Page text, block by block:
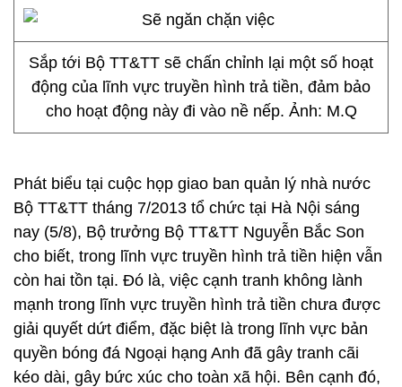
Sắp tới Bộ TT&TT sẽ chấn chỉnh lại một số hoạt
động của lĩnh vực truyền hình trả tiền, đảm bảo
cho hoạt động này đi vào nề nếp. Ảnh: M.Q
Phát biểu tại cuộc họp giao ban quản lý nhà nước
Bộ TT&TT tháng 7/2013 tổ chức tại Hà Nội sáng
nay (5/8), Bộ trưởng Bộ TT&TT Nguyễn Bắc Son
cho biết, trong lĩnh vực truyền hình trả tiền hiện vẫn
còn hai tồn tại. Đó là, việc cạnh tranh không lành
mạnh trong lĩnh vực truyền hình trả tiền chưa được
giải quyết dứt điểm, đặc biệt là trong lĩnh vực bản
quyền bóng đá Ngoại hạng Anh đã gây tranh cãi
kéo dài, gây bức xúc cho toàn xã hội. Bên cạnh đó,